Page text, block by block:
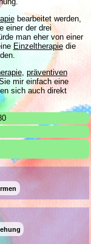
bearbeitet werden,
einer der drei
man eher von einer
Einzeltherapiedie
, präventiven
mir einfach eine
sich auch direkt